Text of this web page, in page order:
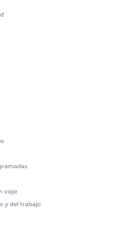
viaje
y del trabajo